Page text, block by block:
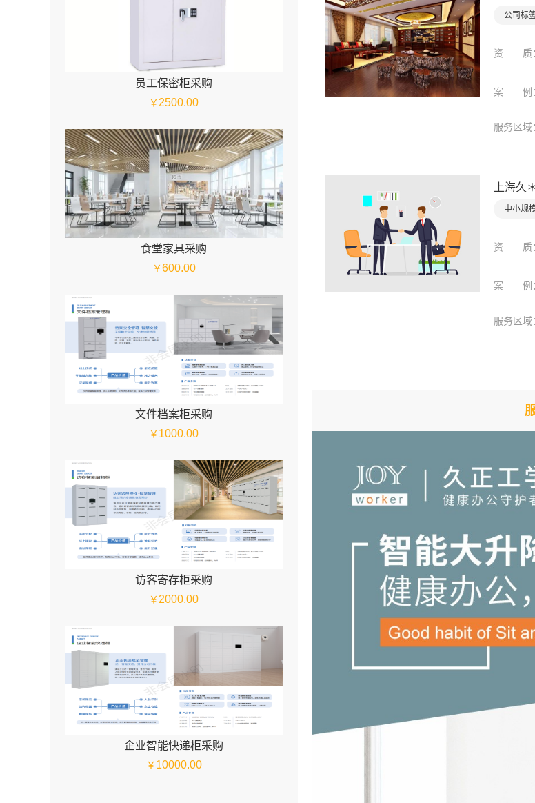
员工保密柜采购
￥ 2500.00
食堂家具采购
￥600.00
文件档案柜采购
￥ 1000.00
访客寄存柜采购
￥ 2000.00
企业智能快递柜采购
￥ 10000.00
公司标
资 质
案 例
服务区域
上海久
中小规
资 质
案 例
服务区域